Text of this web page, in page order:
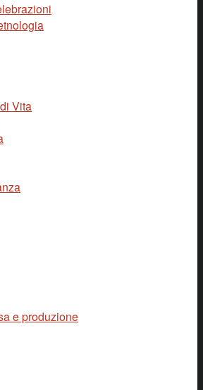
Vita
e produzione